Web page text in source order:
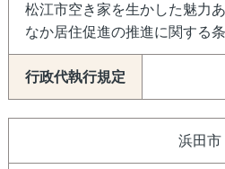
松江市空き家を生かした魅力
なか居住促進の推進に関する
浜田市